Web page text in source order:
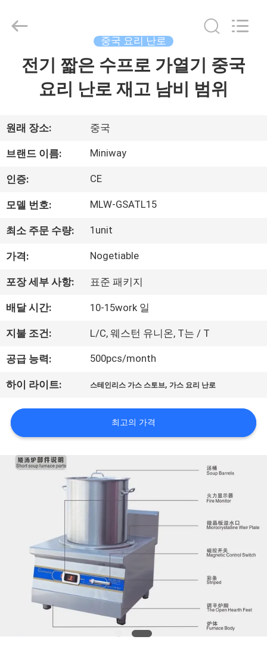
품
화
면
우
리
에
대
하
여
장
행
2026
equipments
중국 요리 난로
전기 짧은 수프로 가열기 중국
요리 난로 재고 남비 범위
원래 장소: 중국
브랜드 이름: Miniway
인증: CE
모델 번호: MLW-GSATL15
최소 주문 수량: 1unit
가격: Nogetiable
포장 세부 사항: 표준 패키지
배달 시간: 10-15work 일
지불 조건: L/C, 웨스턴 유니온, T는 / T
공급 능력: 500pcs/month
하이 라이트: 스테인리스 가스 스토브,가스 요리 난로
최고의 가격